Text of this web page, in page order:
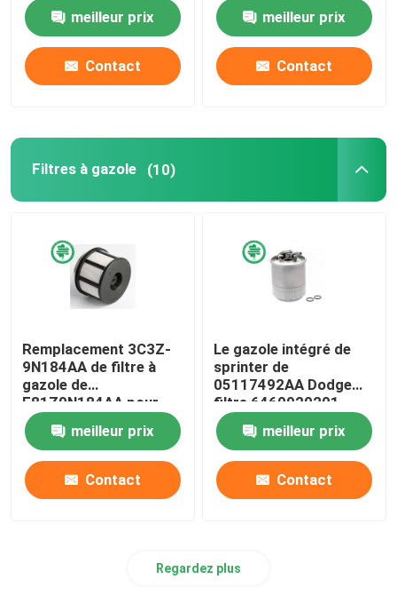
meilleur prix
Contact
meilleur prix
Contact
Filtres à gazole (10)
Remplacement 3C3Z-
9N184AA de filtre à
gazole de
F81Z9N184AA pour
Ford Trks Diesel
meilleur prix
Contact
Le gazole intégré de
sprinter de
05117492AA Dodge
filtre 6460920201
Mercedes Diesel
Particulate Filter
meilleur prix
Contact
Regardez plus